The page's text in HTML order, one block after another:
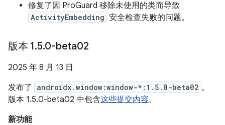
修复了因 ProGuard 移除未使用的类而导致
ActivityEmbedding 安全检查失败的问题。
版本 1.5.0-beta02
2025 年 8 月 13 日
发布了
androidx.window:window-*:1.5.0-beta02 。
版本 1.5.0-beta02 中包含这些提交内容。
新功能